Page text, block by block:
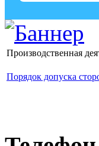
Производственная
Порядок допуска